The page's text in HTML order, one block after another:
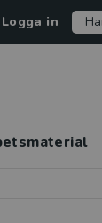
Logga in